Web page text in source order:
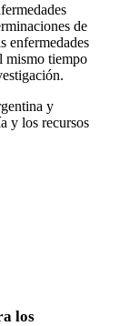
de
enfermedades
mismo tiempo
y
y los recursos
los